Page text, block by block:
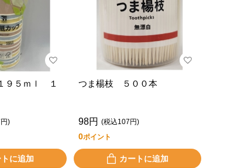
９５ｍｌ １
)
に追加
つま楊枝 ５００本
98円 (税込107円)
0ポイント
カートに追加